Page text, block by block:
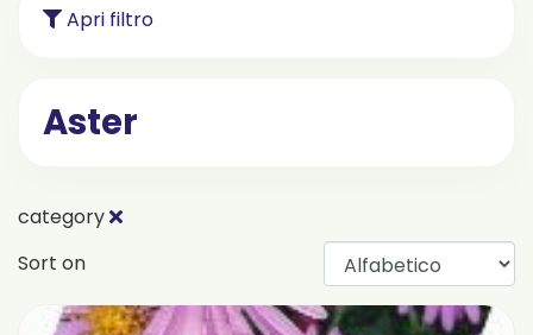
Apri filtro
Aster
category
Sort on